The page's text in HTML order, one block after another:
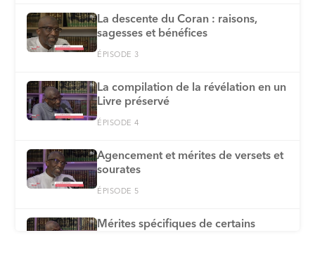
La descente du Coran : raisons,
sagesses et bénéfices
ÉPISODE 3
La compilation de la révélation en un
Livre préservé
ÉPISODE 4
Agencement et mérites de versets et
sourates
ÉPISODE 5
Mérites spécifiques de certains